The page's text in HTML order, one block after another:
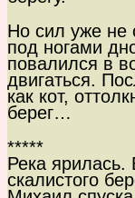
Но сил уже не
под ногами
повалился в
двигаться.
как кот,
берег…
*****
Река ярилась.
скалистого